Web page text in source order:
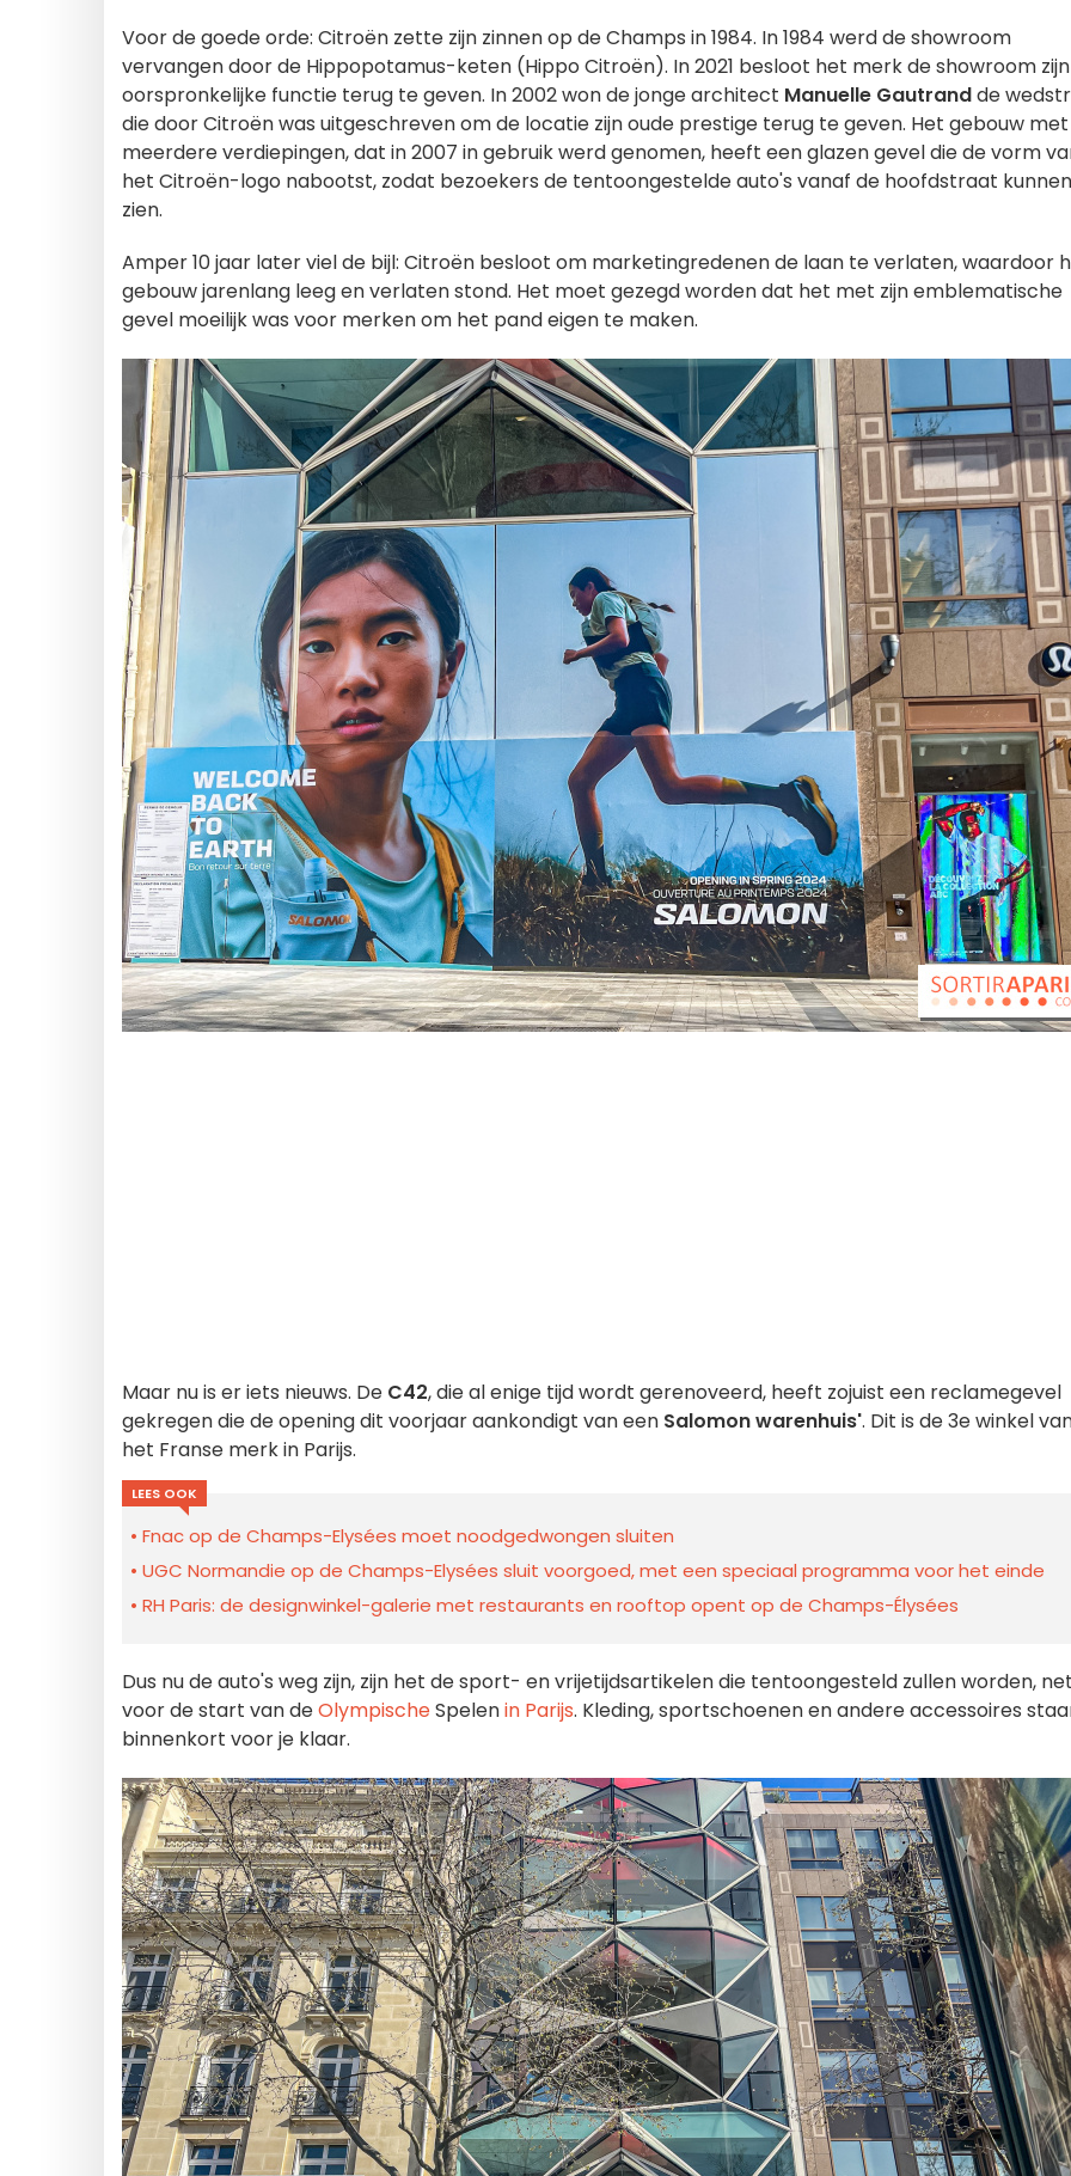
Voor de goede orde: Citroën zette zijn zinnen op de Champs in 1984. In 1984 werd de showroom
vervangen door de Hippopotamus-keten (Hippo Citroën). In 2021 besloot het merk de showroom zijn
oorspronkelijke functie terug te geven. In 2002 won de jonge architect Manuelle Gautrandde
die door Citroën was uitgeschreven om de locatie zijn oude prestige terug te geven. Het gebouw met
meerdere verdiepingen, dat in 2007 in gebruik werd genomen, heeft een glazen gevel die de vorm
het Citroën-logo nabootst, zodat bezoekers de tentoongestelde auto's vanaf de hoofdstraat kunnen
zien.
Amper 10 jaar later viel de bijl: Citroën besloot om marketingredenen de laan te verlaten, waardoor
gebouw jarenlang leeg en verlaten stond. Het moet gezegd worden dat het met zijn emblematische
gevel moeilijk was voor merken om het pand eigen te maken.
Maar nu is er iets nieuws. De C42, die al enige tijd wordt gerenoveerd, heeft zojuist een reclamegevel
gekregen die de opening dit voorjaar aankondigt van een Salomon warenhuis'. Dit is de 3e winkel
het Franse merk in Parijs.
LEES OOK
Fnac op de Champs-Elysées moet noodgedwongen sluiten
UGC Normandie op de Champs-Elysées sluit voorgoed, met een speciaal programma voor het einde
RH Paris: de designwinkel-galerie met restaurants en rooftop opent op de Champs-Élysées
Dus nu de auto's weg zijn, zijn het de sport- en vrijetijdsartikelen die tentoongesteld zullen worden,
voor de start van deOlympischeSpelenin Parijs. Kleding, sportschoenen en andere accessoires
binnenkort voor je klaar.